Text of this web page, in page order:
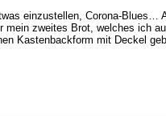
einzustellen, Corona-Blues…
mein zweites Brot, welches ich
Kastenbackform mit Deckel